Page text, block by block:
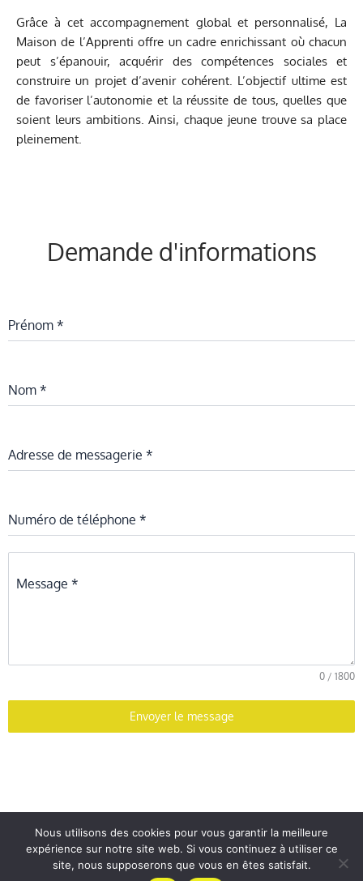
Grâce à cet accompagnement global et personnalisé, La
Maison de l’Apprenti offre un cadre enrichissant où chacun
peut s’épanouir, acquérir des compétences sociales et
construire un projet d’avenir cohérent. L’objectif ultime est
de favoriser l’autonomie et la réussite de tous, quelles que
soient leurs ambitions. Ainsi, chaque jeune trouve sa place
pleinement.
Demande d'informations
Prénom *
Nom *
Adresse de messagerie *
Numéro de téléphone *
Message *
0 / 1800
Envoyer le message
Copyright © AFAP La Maison de l'Apprenti
Nous utilisons des cookies pour vous garantir la meilleure
expérience sur notre site web. Si vous continuez à utiliser ce
site, nous supposerons que vous en êtes satisfait.